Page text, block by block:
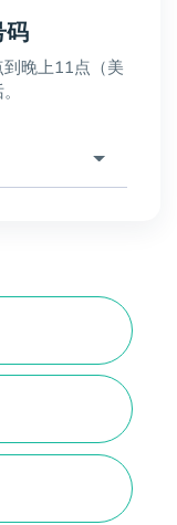
码
晚上11点（美